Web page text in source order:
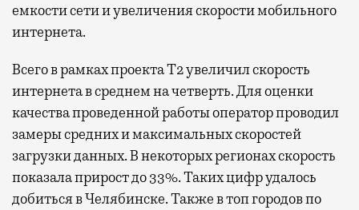
емкости сети и увеличения скорости мобильного
интернета.
Всего в рамках проекта Т2 увеличил скорость
интернета в среднем на четверть. Для оценки
качества проведенной работы оператор проводил
замеры средних и максимальных скоростей
загрузки данных. В некоторых регионах скорость
показала прирост до 33%. Таких цифр удалось
добиться в Челябинске. Также в топ городов по